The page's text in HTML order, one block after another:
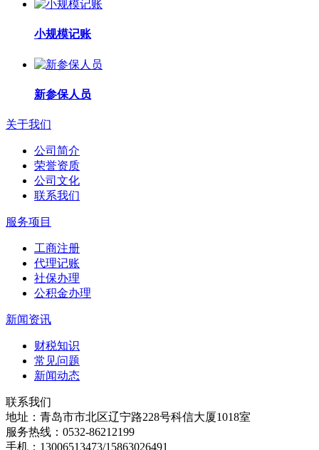
小规模记账
新参保人员
关于我们
公司简介
荣誉资质
公司文化
联系我们
服务项目
工商注册
代理记账
社保办理
公积金办理
新闻资讯
财税知识
常见问题
新闻动态
联系我们
地址：青岛市市北区辽宁路228号科信大厦1018室
服务热线：0532-86212199
手机：13006513473/15863026491